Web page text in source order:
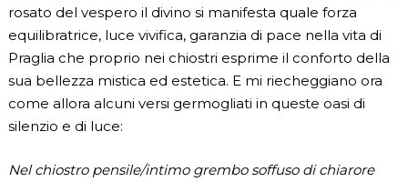
rosato del vespero il divino si manifesta quale forza
equilibratrice, luce vivifica, garanzia di pace nella vita di
Praglia che proprio nei chiostri esprime il conforto della
sua bellezza mistica ed estetica. E mi riecheggiano ora
come allora alcuni versi germogliati in queste oasi di
silenzio e di luce:
Nel chiostro pensile/intimo grembo soffuso di chiarore